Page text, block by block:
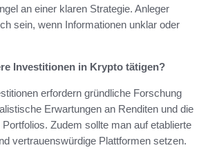
an einer klaren Strategie. Anleger
sein, wenn Informationen unklar oder
Investitionen in Krypto tätigen?
erfordern gründliche Forschung
Erwartungen an Renditen und die
Zudem sollte man auf etablierte
vertrauenswürdige Plattformen setzen.